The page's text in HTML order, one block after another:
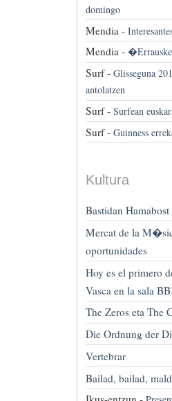
domingo
Mendia -
Mendia -
Surf - Glisseguna
antolatzen
Surf - Surfean
Surf - Guinness
Kultura
Bastidan
Mercat de la
oportunidades
Hoy es el primero
Vasca en la sala
The Zeros eta The
Die Ordnung der
Vertebrar
Bailad, bailad,